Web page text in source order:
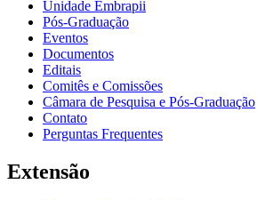
Unidade Embrapii
Pós-Graduação
Eventos
Documentos
Editais
Comitês e Comissões
Câmara de Pesquisa e Pós-Graduação
Contato
Perguntas Frequentes
Extensão